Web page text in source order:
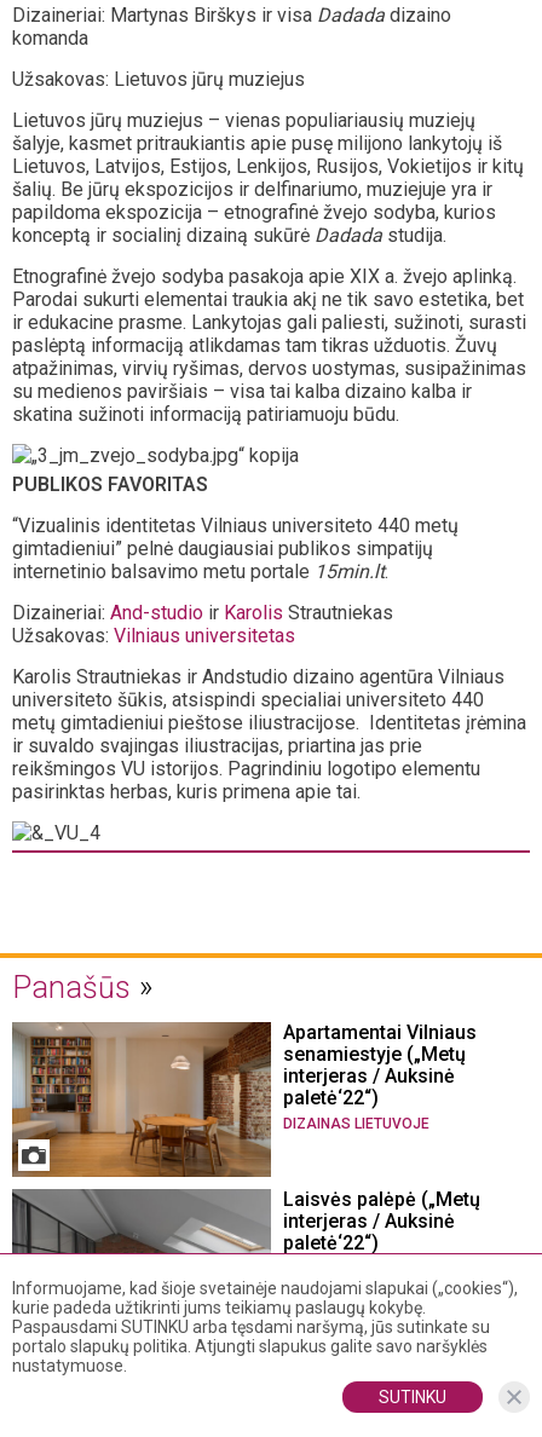
Dizaineriai: Martynas Birškys ir visa Dadada dizaino
komanda
Užsakovas: Lietuvos jūrų muziejus
Lietuvos jūrų muziejus – vienas populiariausių muziejų
šalyje, kasmet pritraukiantis apie pusę milijono lankytojų iš
Lietuvos, Latvijos, Estijos, Lenkijos, Rusijos, Vokietijos ir kitų
šalių. Be jūrų ekspozicijos ir delfinariumo, muziejuje yra ir
papildoma ekspozicija – etnografinė žvejo sodyba, kurios
konceptą ir socialinį dizainą sukūrė Dadada studija.
Etnografinė žvejo sodyba pasakoja apie XIX a. žvejo aplinką.
Parodai sukurti elementai traukia akį ne tik savo estetika, bet
ir edukacine prasme. Lankytojas gali paliesti, sužinoti, surasti
paslėptą informaciją atlikdamas tam tikras užduotis. Žuvų
atpažinimas, virvių ryšimas, dervos uostymas, susipažinimas
su medienos paviršiais – visa tai kalba dizaino kalba ir
skatina sužinoti informaciją patiriamuoju būdu.
PUBLIKOS FAVORITAS
“Vizualinis identitetas Vilniaus universiteto 440 metų
gimtadieniui” pelnė daugiausiai publikos simpatijų
internetinio balsavimo metu portale 15min.lt.
Dizaineriai: And-studio ir Karolis Strautniekas
Užsakovas: Vilniaus universitetas
Karolis Strautniekas ir Andstudio dizaino agentūra Vilniaus
universiteto šūkis, atsispindi specialiai universiteto 440
metų gimtadieniui pieštose iliustracijose. Identitetas įrėmina
ir suvaldo svajingas iliustracijas, priartina jas prie
reikšmingos VU istorijos. Pagrindiniu logotipo elementu
pasirinktas herbas, kuris primena apie tai.
Panašūs
Apartamentai Vilniaus
senamiestyje („Metų
interjeras / Auksinė
paletė‘22“)
DIZAINAS LIETUVOJE
Laisvės palėpė („Metų
interjeras / Auksinė
paletė‘22“)
interjeras / Auksinė
paletė‘22“)
Informuojame, kad šioje svetainėje naudojami slapukai („cookies“),
kurie padeda užtikrinti jums teikiamų paslaugų kokybę.
Paspausdami SUTINKU arba tęsdami naršymą, jūs sutinkate su
portalo slapukų politika. Atjungti slapukus galite savo naršyklės
nustatymuose.
SUTINKU